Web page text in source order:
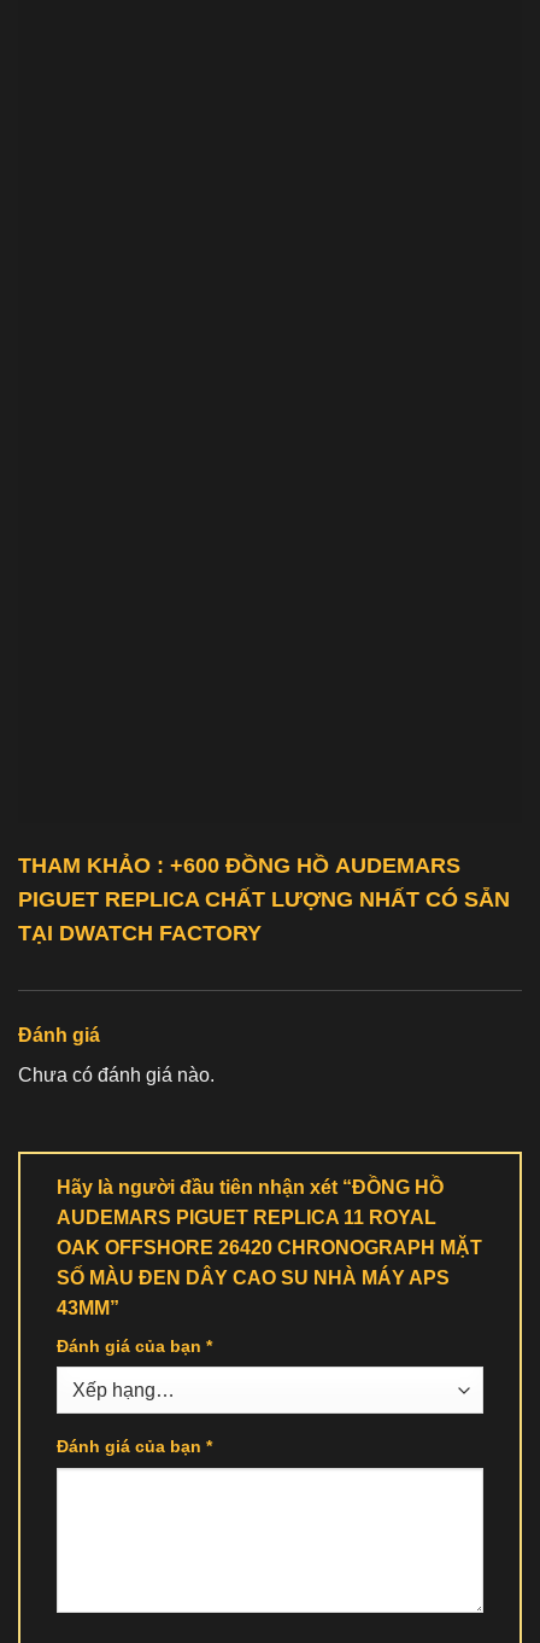
THAM KHẢO : +600 ĐỒNG HỒ AUDEMARS
PIGUET REPLICA CHẤT LƯỢNG NHẤT CÓ SẴN
TẠI DWATCH FACTORY
Đánh giá
Chưa có đánh giá nào.
Hãy là người đầu tiên nhận xét “ĐỒNG HỒ
AUDEMARS PIGUET REPLICA 11 ROYAL
OAK OFFSHORE 26420 CHRONOGRAPH MẶT
SỐ MÀU ĐEN DÂY CAO SU NHÀ MÁY APS
43MM”
Đánh giá của bạn *
Đánh giá của bạn *